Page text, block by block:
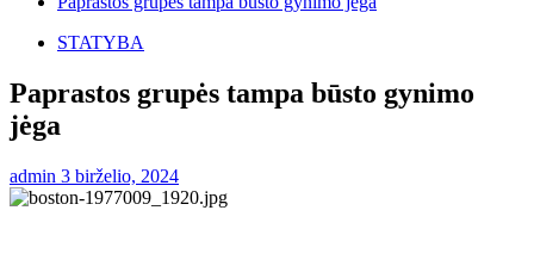
STATYBA
Paprastos grupės tampa būsto gynimo
jėga
admin 3 birželio, 2024